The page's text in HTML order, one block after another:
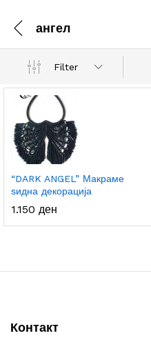
ангел
Filter
“DARK ANGEL” Макраме
ѕидна декорација
1.150 ден
Контакт